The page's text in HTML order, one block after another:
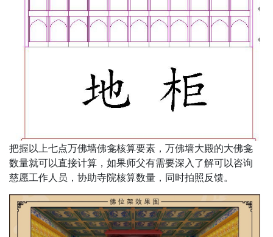
把握以上七点万佛墙佛龛核算要素，万佛墙大殿的大佛龛
数量就可以直接计算，如果师父有需要深入了解可以咨询
慈愿工作人员，协助寺院核算数量，同时拍照反馈。